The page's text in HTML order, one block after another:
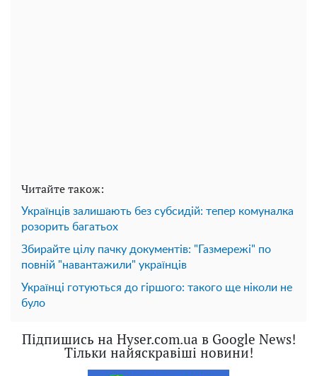
Читайте також:
Українців залишають без субсидій: тепер комуналка
розорить багатьох
Збирайте цілу пачку документів: "Газмережі" по
повній "навантажили" українців
Українці готуються до гіршого: такого ще ніколи не
було
Підпишись на Hyser.com.ua в Google News!
Тільки найяскравіші новини!